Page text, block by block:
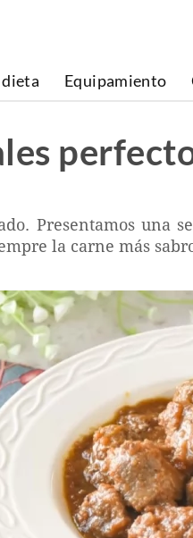
Equipamiento
Presentamos una
la carne más